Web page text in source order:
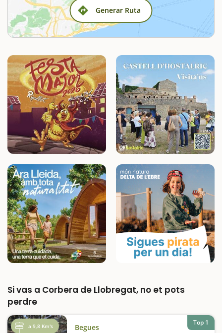
Generar Ruta
Si vas a Corbera de Llobregat, no et pots
perdre
a 9,8 Km's Begues
Top 1